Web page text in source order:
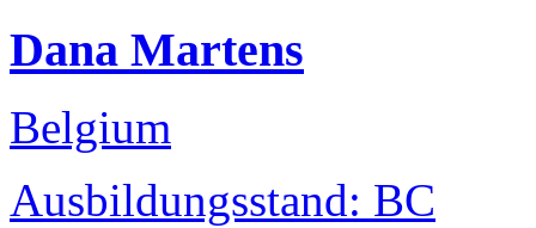
Dana Martens
Belgium
Ausbildungsstand: BC